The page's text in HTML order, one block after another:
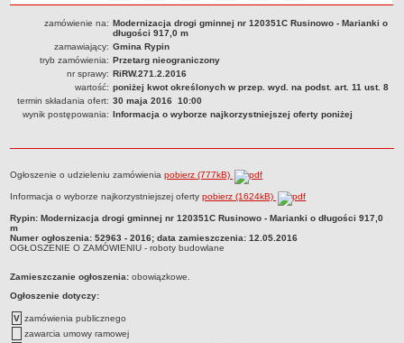
Dane statystyczne
Zadania publiczne
Związki i stowarzyszenia
Realizacja zadań publicznych
Rejestr zbiorów danych osobowych
AKTUALNOŚCI I OGŁOSZENIA
URZĄD GMINY
Dane teleadresowe
Tabela informacyjna
Pracownicy urzędu - urząd gminy
Pracownicy urzędu - baza magazynowo - warsztatowa
zamówienie na: Modernizacja drogi gminnej nr 120351C Rusinowo - Marianki o
długości 917,0 m
zamawiający: Gmina Rypin
tryb zamówienia: Przetarg nieograniczony
nr sprawy: RiRW.271.2.2016
wartość: poniżej kwot określonych w przep. wyd. na podst. art. 11 ust. 8
termin składania ofert: 30 maja 2016 10:00
wynik postępowania: Informacja o wyborze najkorzystniejszej oferty poniżej
Ogłoszenie o udzieleniu zamówieniapobierz (777kB)
Informacja o wyborze najkorzystniejszej ofertypobierz (1624kB)
Rypin: Modernizacja drogi gminnej nr 120351C Rusinowo - Marianki o długości 917,0
m
Numer ogłoszenia: 52963 - 2016; data zamieszczenia: 12.05.2016
OGŁOSZENIE O ZAMÓWIENIU - roboty budowlane
Zamieszczanie ogłoszenia: obowiązkowe.
Ogłoszenie dotyczy:
V zamówienia publicznego
zawarcia umowy ramowej